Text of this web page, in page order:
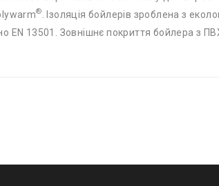
®
. Ізоляція бойлерів зроблена з
EN 13501. Зовнішнє покриття бойлера з